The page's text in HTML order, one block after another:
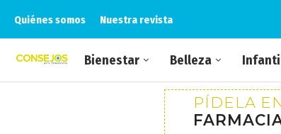
Quiénes somos Nuestra revista
Bienestar Belleza
PÍDELA